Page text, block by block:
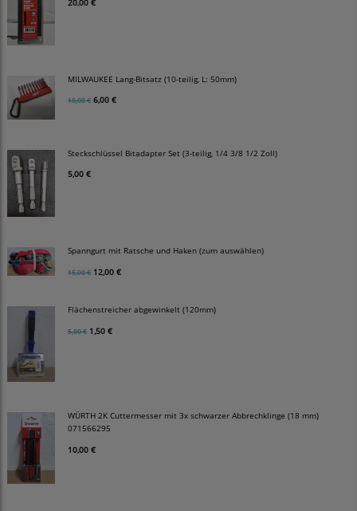
20,00 €
MILWAUKEE Lang-Bitsatz (10-teilig, L: 50mm)
10,00 € 6,00 €
Steckschlüssel Bitadapter Set (3-teilig, 1/4 3/8 1/2 Zoll)
5,00 €
Spanngurt mit Ratsche und Haken (zum auswählen)
15,00 € 12,00 €
Flächenstreicher abgewinkelt (120mm)
5,00 € 1,50 €
WÜRTH 2K Cuttermesser mit 3x schwarzer Abbrechklinge (18 mm)
071566295
10,00 €